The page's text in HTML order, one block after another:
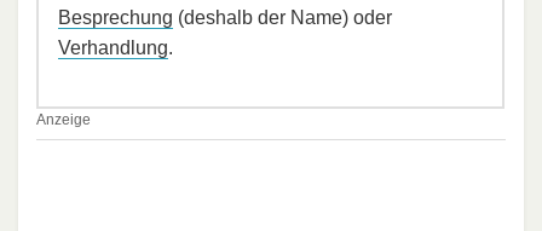
Besprechung (deshalb der Name) oder
Verhandlung.
Anzeige